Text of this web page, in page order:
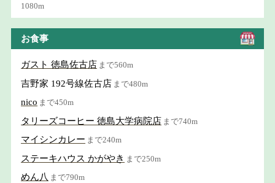
1080m
お食事
ガスト 徳島佐古店 まで560m
吉野家 192号線佐古店 まで480m
nico まで450m
タリーズコーヒー 徳島大学病院店 まで740m
マイシンカレー まで240m
ステーキハウス かがやき まで250m
めん八 まで790m